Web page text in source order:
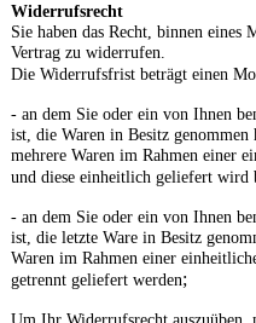
Widerrufsrecht
Sie haben das Recht, binnen eines
Vertrag zu widerrufen.
Die Widerrufsfrist beträgt einen
- an dem Sie oder ein von Ihnen
ist, die Waren in Besitz genommen
mehrere Waren im Rahmen einer
und diese einheitlich geliefert wird
- an dem Sie oder ein von Ihnen
ist, die letzte Ware in Besitz
Waren im Rahmen einer
getrennt geliefert werden;